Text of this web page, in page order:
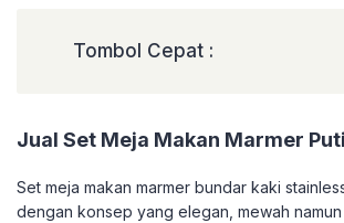
Tombol Cepat :
Jual Set Meja Makan Marmer
Set meja makan marmer bundar kaki
dengan konsep yang elegan, mewah namun